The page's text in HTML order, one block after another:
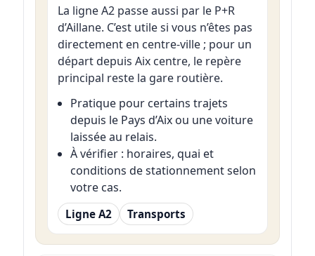
La ligne A2 passe aussi par le P+R
d’Aillane. C’est utile si vous n’êtes pas
directement en centre-ville ; pour un
départ depuis Aix centre, le repère
principal reste la gare routière.
Pratique pour certains trajets
depuis le Pays d’Aix ou une voiture
laissée au relais.
À vérifier : horaires, quai et
conditions de stationnement selon
votre cas.
Ligne A2 Transports